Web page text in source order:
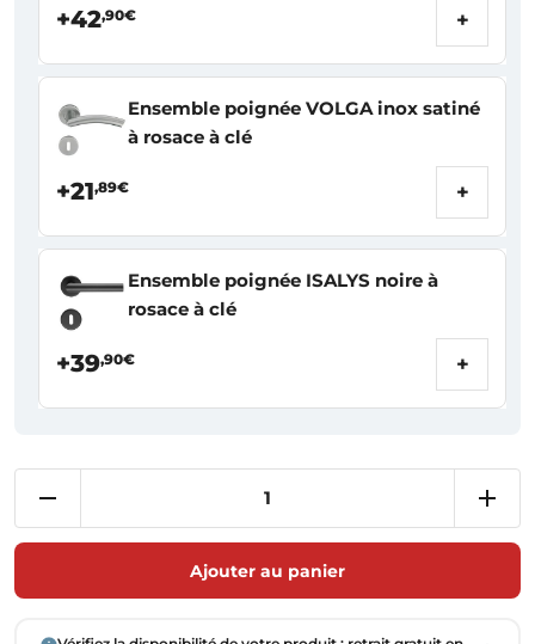
+42,90€ +
Ensemble poignée VOLGA inox satiné
à rosace à clé
+21,89€ +
Ensemble poignée ISALYS noire à
rosace à clé
+39,90€ +
Ajouter au panier